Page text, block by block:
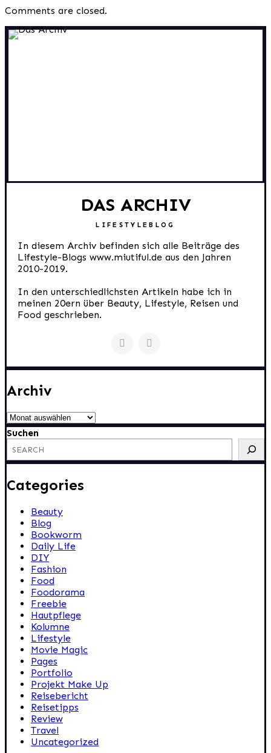
Comments are closed.
DAS ARCHIV
LIFESTYLEBLOG
In diesem Archiv befinden sich alle Beiträge des
Lifestyle-Blogs www.miutiful.de aus den Jahren
2010-2019.
In den unterschiedlichsten Artikeln habe ich in
meinen 20ern über Beauty, Lifestyle, Reisen und
Food geschrieben.
Archiv
Archiv
Suchen
Categories
Beauty
Blog
Bookworm
Daily Life
DIY
Fashion
Food
Foodorama
Freebie
Hautpflege
Kolumne
Lifestyle
Movie Magic
Pages
Portfolio
Projekt Make Up
Reisebericht
Reisetipps
Review
Travel
Uncategorized